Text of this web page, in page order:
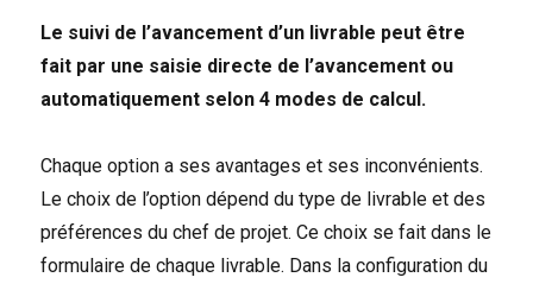
Le suivi de l’avancement d’un livrable peut être
fait par une saisie directe de l’avancement ou
automatiquement selon 4 modes de calcul.
Chaque option a ses avantages et ses inconvénients.
Le choix de l’option dépend du type de livrable et des
préférences du chef de projet. Ce choix se fait dans le
formulaire de chaque livrable. Dans la configuration du